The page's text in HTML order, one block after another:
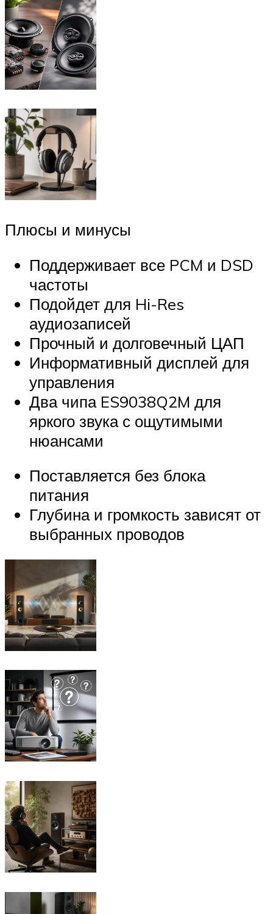
Плюсы и минусы
Поддерживает все PCM и DSD
частоты
Подойдет для Hi-Res
аудиозаписей
Прочный и долговечный ЦАП
Информативный дисплей для
управления
Два чипа ES9038Q2M для
яркого звука с ощутимыми
нюансами
Поставляется без блока
питания
Глубина и громкость зависят от
выбранных проводов